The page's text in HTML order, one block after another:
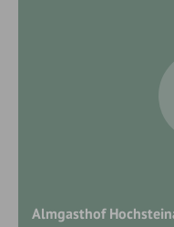
Almgasthof